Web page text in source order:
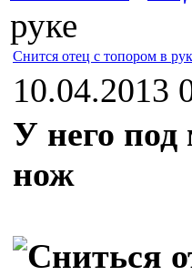
руке
Снится отец с топором в
10.04.2013
У него
нож